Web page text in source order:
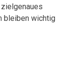
bleiben wichtig